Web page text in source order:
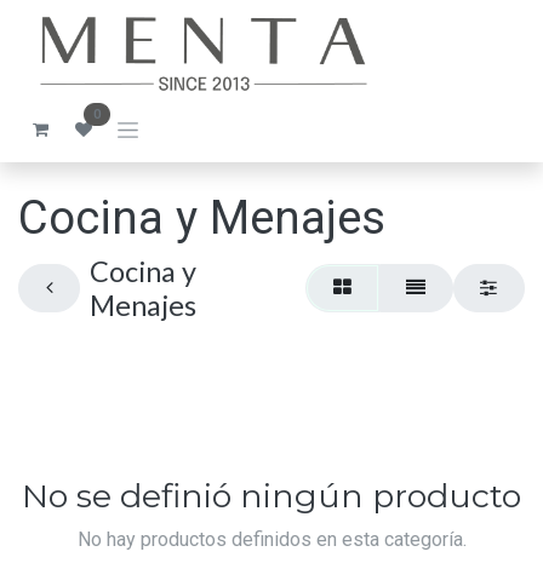
Ir al contenido
0
Cocina y Menajes
Cocina y
Menajes
No se definió ningún producto
No hay productos definidos en esta categoría.